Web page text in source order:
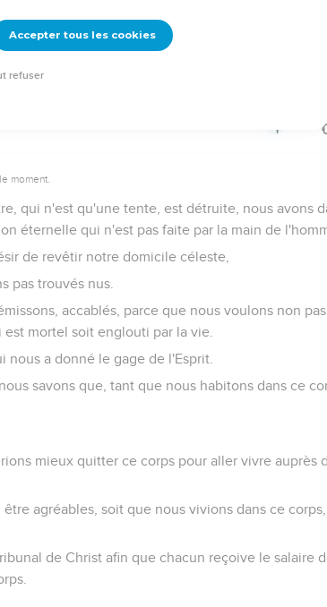
à ce qui est invisible, car les réalités visibles sont
moment.
qui n'est qu'une tente, est détruite, nous avons
éternelle qui n'est pas faite par la main de
de revêtir notre domicile céleste,
pas trouvés nus.
accablés, parce que nous voulons non
mortel soit englouti par la vie.
nous a donné le gage de l'Esprit.
savons que, tant que nous habitons dans ce
mieux quitter ce corps pour aller vivre auprès
agréables, soit que nous vivions dans ce
de Christ afin que chacun reçoive le salaire
Accepter tous les cookies
refuser